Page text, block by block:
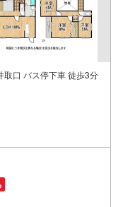
取口 バス停下車 徒歩3分